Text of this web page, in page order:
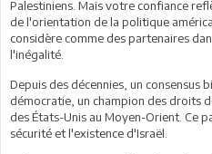
Palestiniens. Mais votre confiance
de l'orientation de la politique
considère comme des partenaires
l'inégalité.
Depuis des décennies, un consensus
démocratie, un champion des droits
des États-Unis au Moyen-Orient. Ce
sécurité et l'existence d'Israël.